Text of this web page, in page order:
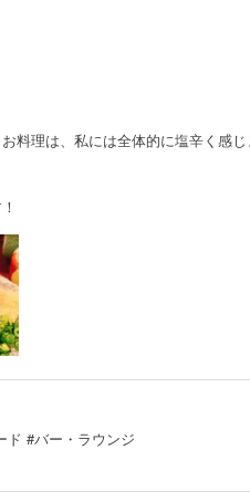
料理は、私には全体的に塩辛く感
ド #バー・ラウンジ